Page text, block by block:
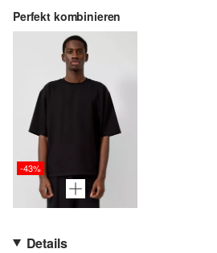
Perfekt kombinieren
-43%
Details